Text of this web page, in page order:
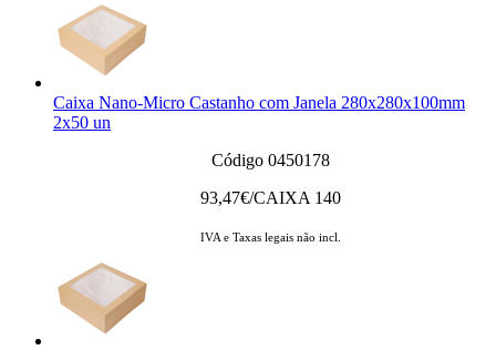
Caixa Nano-Micro Castanho com Janela 280x280x100mm
2x50 un
Código 0450178
93,47€/CAIXA 140
IVA e Taxas legais não incl.